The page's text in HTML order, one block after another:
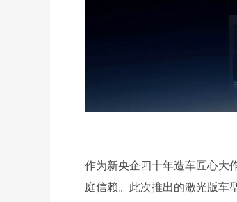
作为新央企四十年造车匠心大
庭信赖。此次推出的激光版车